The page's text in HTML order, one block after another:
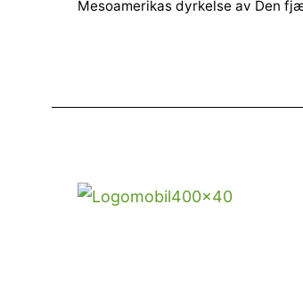
Mesoamerikas dyrkelse av Den